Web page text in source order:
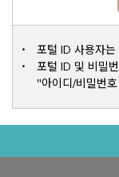
포털 ID 사용자
포털 ID 및 비밀
"아이디/비밀번